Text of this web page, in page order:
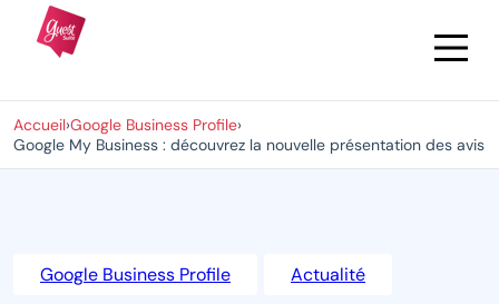
Accueil›Google Business Profile›
Google My Business : découvrez la nouvelle présentation des avis
Google Business Profile Actualité